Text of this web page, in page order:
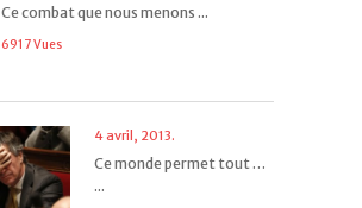
Ce combat que nous menons ...
6917 Vues
4 avril, 2013.
Ce monde permet tout …
...